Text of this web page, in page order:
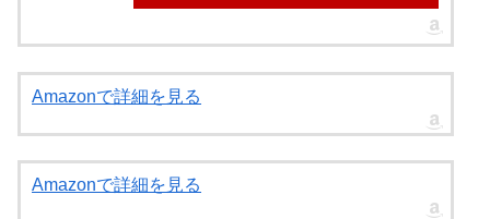
Amazonで詳細を見る
Amazonで詳細を見る